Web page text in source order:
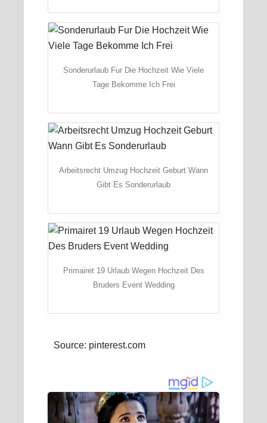
Sonderurlaub Fur Die Hochzeit Wie Viele
Tage Bekomme Ich Frei
Arbeitsrecht Umzug Hochzeit Geburt Wann
Gibt Es Sonderurlaub
Primairet 19 Urlaub Wegen Hochzeit Des
Bruders Event Wedding
Source: pinterest.com